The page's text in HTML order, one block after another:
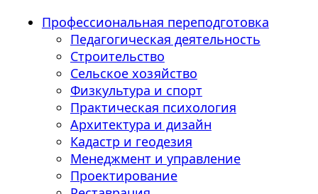
Профессиональная переподготовка
Педагогическая деятельность
Строительство
Сельское хозяйство
Физкультура и спорт
Практическая психология
Архитектура и дизайн
Кадастр и геодезия
Менеджмент и управление
Проектирование